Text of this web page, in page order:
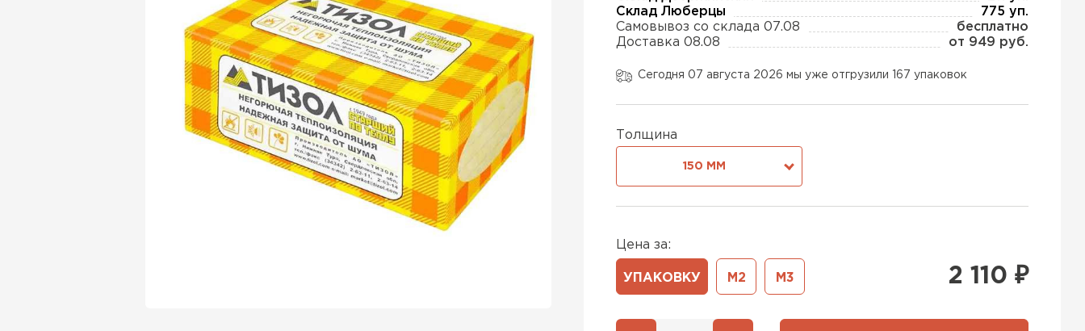
Склад Люберцы
775 уп.
Самовывоз со склада 07.08
бесплатно
Доставка 08.08
от 949 руб.
Сегодня 07 августа 2026 мы уже отгрузили 167 упаковок
Толщина
150 ММ
Цена за:
УПАКОВКУ М2 М3 2 110 ₽
Утеплитель Белтеп
ПЕРЕЙТИ
Утеплитель Изотек